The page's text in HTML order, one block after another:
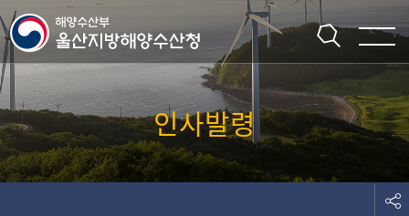
본문 바로가기
주메뉴 바로가기
인사발령